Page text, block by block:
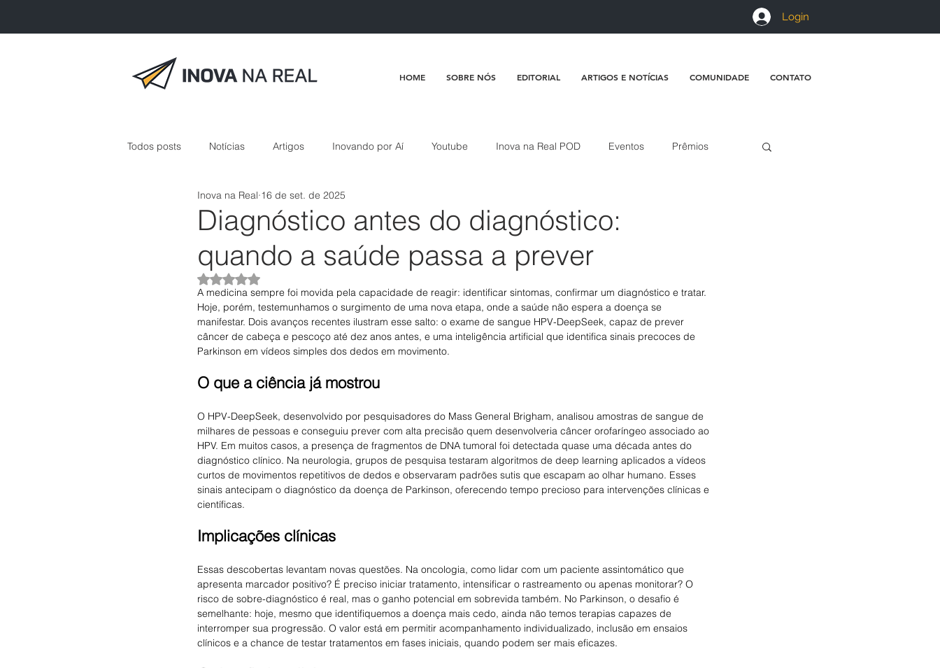
Login
HOME SOBRE NÓS EDITORIAL ARTIGOS E NOTÍCIAS COMUNIDADE CONTATO
Todos posts Notícias Artigos Inovando por Aí Youtube Inova na Real POD Eventos Prêmios
inovação em saúde
Diagnóstico antes do diagnóstico:
quando a saúde passa a prever
Inova na Real 16 de set. de 2025
Avaliado com NaN de 5 estrelas.
A medicina sempre foi movida pela capacidade de reagir: identificar sintomas, confirmar um diagnóstico e tratar.
Hoje, porém, testemunhamos o surgimento de uma nova etapa, onde a saúde não espera a doença se
manifestar. Dois avanços recentes ilustram esse salto: o exame de sangue HPV-DeepSeek, capaz de prever
câncer de cabeça e pescoço até dez anos antes, e uma inteligência artificial que identifica sinais precoces de
Parkinson em vídeos simples dos dedos em movimento.
O que a ciência já mostrou
O HPV-DeepSeek, desenvolvido por pesquisadores do Mass General Brigham, analisou amostras de sangue de
milhares de pessoas e conseguiu prever com alta precisão quem desenvolveria câncer orofaríngeo associado ao
HPV. Em muitos casos, a presença de fragmentos de DNA tumoral foi detectada quase uma década antes do
diagnóstico clínico. Na neurologia, grupos de pesquisa testaram algoritmos de deep learning aplicados a vídeos
curtos de movimentos repetitivos de dedos e observaram padrões sutis que escapam ao olhar humano. Esses
sinais antecipam o diagnóstico da doença de Parkinson, oferecendo tempo precioso para intervenções clínicas e
científicas.
Implicações clínicas
Essas descobertas levantam novas questões. Na oncologia, como lidar com um paciente assintomático que
apresenta marcador positivo? É preciso iniciar tratamento, intensificar o rastreamento ou apenas monitorar? O
risco de sobre-diagnóstico é real, mas o ganho potencial em sobrevida também. No Parkinson, o desafio é
semelhante: hoje, mesmo que identifiquemos a doença mais cedo, ainda não temos terapias capazes de
interromper sua progressão. O valor está em permitir acompanhamento individualizado, inclusão em ensaios
clínicos e a chance de testar tratamentos em fases iniciais, quando podem ser mais eficazes.